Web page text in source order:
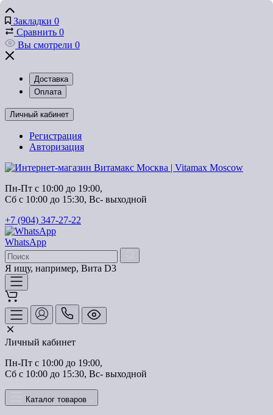
Закладки 0
Сравнить 0
Вы смотрели 0
Доставка
Оплата
Личный кабинет
Регистрация
Авторизация
Пн-Пт с 10:00 до 19:00,
Сб с 10:00 до 15:30, Вс- выходной
+7 (904) 347-27-22
WhatsApp
Я ищу, например, Вита D3
Личный кабинет
Пн-Пт с 10:00 до 19:00,
Сб с 10:00 до 15:30, Вс- выходной
Каталог товаров